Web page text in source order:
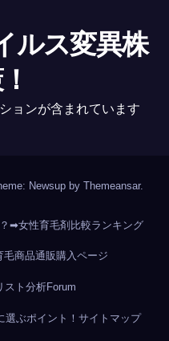
ルス変異株
ョンが含まれています
Newsup by Themeansar.
➡女性育毛剤比較ランキング
商品通販購入ページ
スト分析Forum
ぶポイント！ サイトマップ